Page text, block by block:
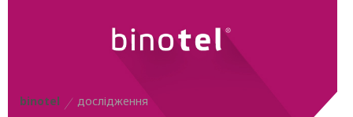
binotel дослідження